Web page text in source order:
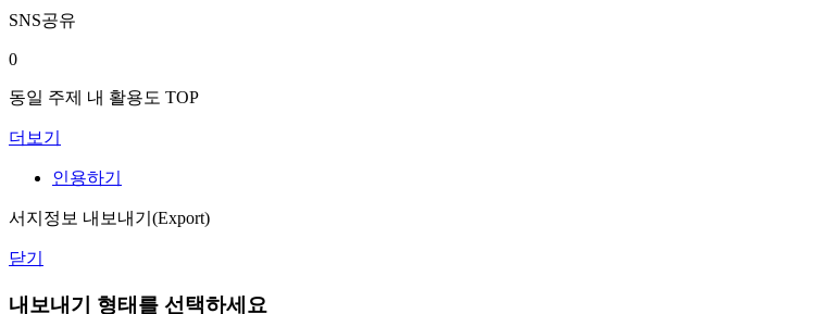
SNS공유
0
동일 주제 내 활용도 TOP
더보기
인용하기
서지정보 내보내기(Export)
닫기
내보내기 형태를 선택하세요